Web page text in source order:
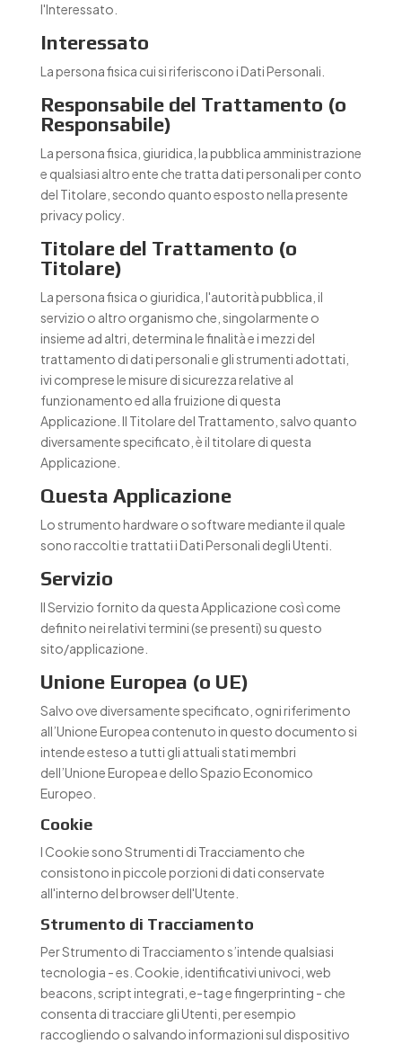
l'Interessato.
Interessato
La persona fisica cui si riferiscono i Dati Personali.
Responsabile del Trattamento (o
Responsabile)
La persona fisica, giuridica, la pubblica amministrazione
e qualsiasi altro ente che tratta dati personali per conto
del Titolare, secondo quanto esposto nella presente
privacy policy.
Titolare del Trattamento (o
Titolare)
La persona fisica o giuridica, l'autorità pubblica, il
servizio o altro organismo che, singolarmente o
insieme ad altri, determina le finalità e i mezzi del
trattamento di dati personali e gli strumenti adottati,
ivi comprese le misure di sicurezza relative al
funzionamento ed alla fruizione di questa
Applicazione. Il Titolare del Trattamento, salvo quanto
diversamente specificato, è il titolare di questa
Applicazione.
Questa Applicazione
Lo strumento hardware o software mediante il quale
sono raccolti e trattati i Dati Personali degli Utenti.
Servizio
Il Servizio fornito da questa Applicazione così come
definito nei relativi termini (se presenti) su questo
sito/applicazione.
Unione Europea (o UE)
Salvo ove diversamente specificato, ogni riferimento
all’Unione Europea contenuto in questo documento si
intende esteso a tutti gli attuali stati membri
dell’Unione Europea e dello Spazio Economico
Europeo.
Cookie
I Cookie sono Strumenti di Tracciamento che
consistono in piccole porzioni di dati conservate
all'interno del browser dell'Utente.
Strumento di Tracciamento
Per Strumento di Tracciamento s’intende qualsiasi
tecnologia - es. Cookie, identificativi univoci, web
beacons, script integrati, e-tag e fingerprinting - che
consenta di tracciare gli Utenti, per esempio
raccogliendo o salvando informazioni sul dispositivo